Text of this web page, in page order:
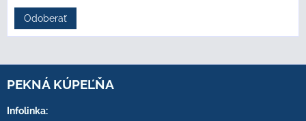
Odoberať
PEKNÁ KÚPEĽŇA
Infolinka: